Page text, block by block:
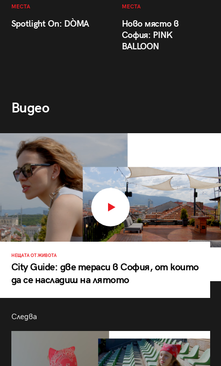
МЕСТА
Spotlight On: DÒMA
МЕСТА
Ново място в
София: PINK
BALLOON
Видео
НЕЩАТА ОТ ЖИВОТА
City Guide: две тераси в София, от които
да се насладиш на лятото
Следва